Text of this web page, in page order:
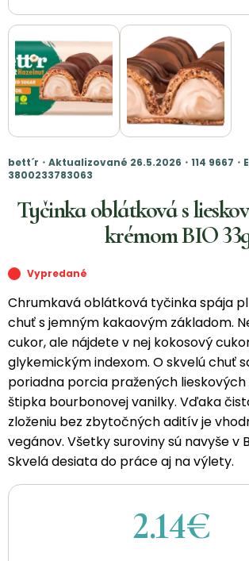
bett´r・Aktualizované 26.5.2026・114 9667・
3800233783063
Tyčinka oblátková s
krémom BIO
Vypredané
Chrumkavá oblátková tyčinka spája
chuť s jemným kakaovým základom.
cukor, ale nájdete v nej kokosový
glykemickým indexom. O skvelú chuť
poriadna porcia pražených lieskových
štipka bourbonovej vanilky. Vďaka
zloženiu bez zbytočných aditív je
vegánov. Všetky suroviny sú navyše v
Skvelá desiata do práce aj na výlety.
2.14€